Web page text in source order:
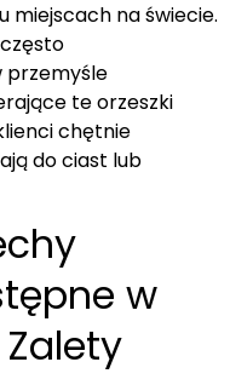
miejscach na świecie.
przemyśle
te orzeszki
chętnie
do ciast lub
w